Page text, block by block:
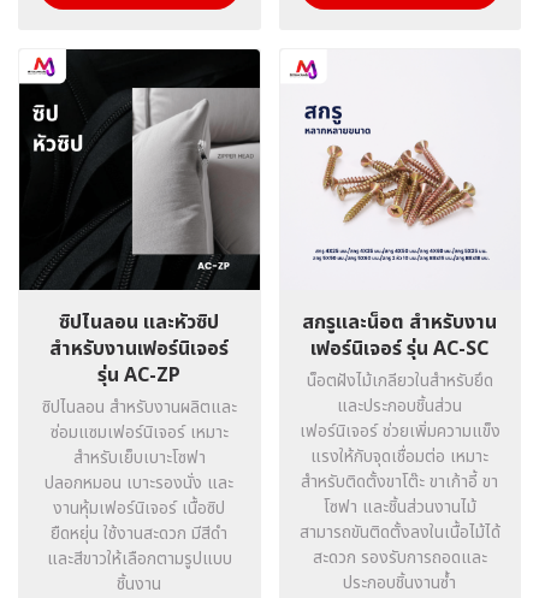
ซิปไนลอน และหัวซิป
สำหรับงานเฟอร์นิเจอร์
รุ่น AC-ZP
ซิปไนลอน สำหรับงานผลิตและ
ซ่อมแซมเฟอร์นิเจอร์ เหมาะ
สำหรับเย็บเบาะโซฟา
ปลอกหมอน เบาะรองนั่ง และ
งานหุ้มเฟอร์นิเจอร์ เนื้อซิป
ยืดหยุ่น ใช้งานสะดวก มีสีดำ
และสีขาวให้เลือกตามรูปแบบ
ชิ้นงาน
สกรูและน็อต สำหรับงาน
เฟอร์นิเจอร์ รุ่น AC-SC
น็อตฝังไม้เกลียวในสำหรับยึด
และประกอบชิ้นส่วน
เฟอร์นิเจอร์ ช่วยเพิ่มความแข็ง
แรงให้กับจุดเชื่อมต่อ เหมาะ
สำหรับติดตั้งขาโต๊ะ ขาเก้าอี้ ขา
โซฟา และชิ้นส่วนงานไม้
สามารถขันติดตั้งลงในเนื้อไม้ได้
สะดวก รองรับการถอดและ
ประกอบชิ้นงานซ้ำ